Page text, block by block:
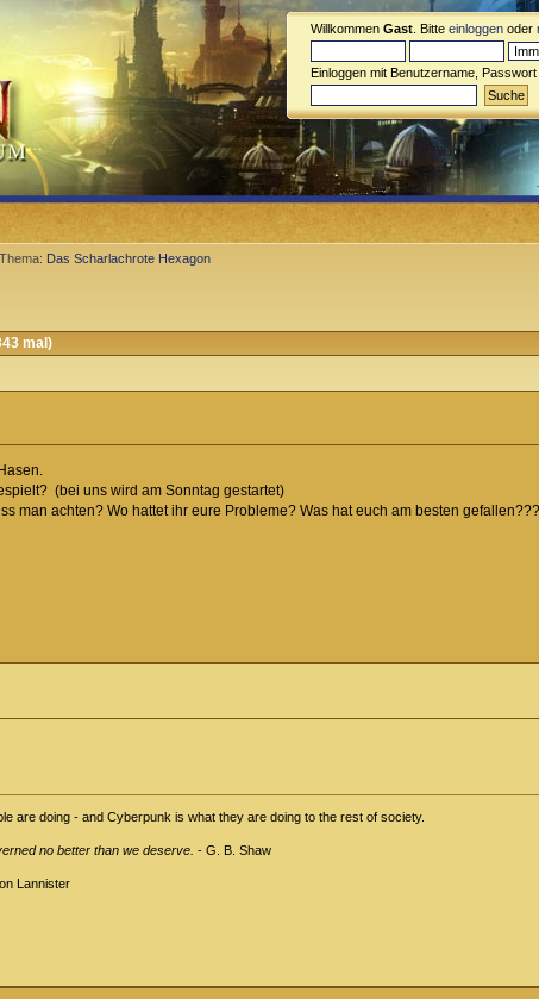
Willkommen Gast . Bitte einloggen oder
Einloggen mit Benutzername,
Thema: Das Scharlachrote Hexagon
mal)
(bei uns wird am Sonntag gestartet)
man achten? Wo hattet ihr eure Probleme? Was hat euch am besten gefallen???
are doing - and Cyberpunk is what they are doing to the rest of society.
no better than we deserve. - G. B. Shaw
Lannister